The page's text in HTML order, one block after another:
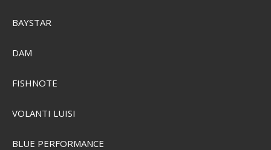
BAYSTAR
DAM
FISHNOTE
VOLANTI LUISI
BLUE PERFORMANCE